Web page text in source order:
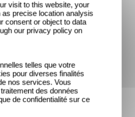
visit to this website, your
precise location analysis
consent or object to data
our privacy policy on
telles que votre
pour diverses finalités
nos services. Vous
des données
de confidentialité sur ce